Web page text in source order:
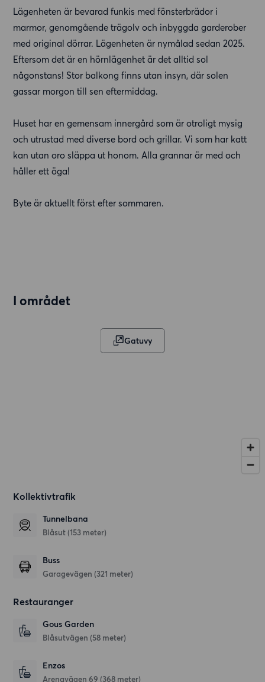
Lägenheten är bevarad funkis med fönsterbrädor i
marmor, genomgående trägolv och inbyggda garderober
med original dörrar. Lägenheten är nymålad sedan 2025.
Eftersom det är en hörnlägenhet är det alltid sol
någonstans! Stor balkong finns utan insyn, där solen
gassar morgon till sen eftermiddag.
Huset har en gemensam innergård som är otroligt mysig
och utrustad med diverse bord och grillar. Vi som har katt
kan utan oro släppa ut honom. Alla grannar är med och
håller ett öga!
Byte är aktuellt först efter sommaren.
I området
Gatuvy
Kollektivtrafik
Tunnelbana
Blåsut (153 meter)
Buss
Garagevägen (321 meter)
Restauranger
Gous Garden
Blåsutvägen (58 meter)
Enzos
Arenavägen 69 (368 meter)